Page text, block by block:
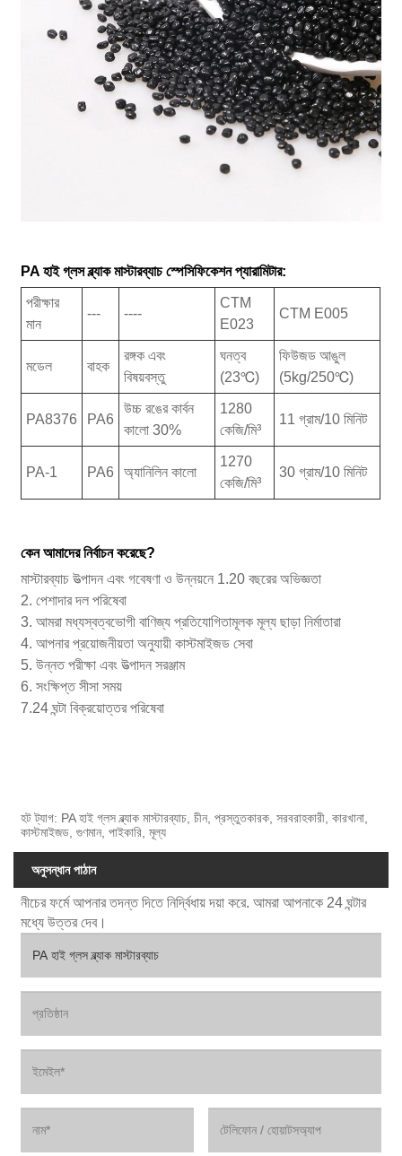
PA হাই গ্লস ব্ল্যাক মাস্টারব্যাচ স্পেসিফিকেশন প্যারামিটার:
পরীক্ষার
মান
--- ----
CTM
E023
CTM E005
মডেল বাহক
রঙ্গক এবং
বিষয়বস্তু
ঘনত্ব
(23℃)
ফিউজড আঙুল
(5kg/250℃)
PA8376 PA6
উচ্চ রঙের কার্বন
কালো 30%
1280
কেজি/মি³
11 গ্রাম/10 মিনিট
PA-1 PA6 অ্যানিলিন কালো
1270
কেজি/মি³
30 গ্রাম/10 মিনিট
কেন আমাদের নির্বাচন করেছে?
মাস্টারব্যাচ উত্পাদন এবং গবেষণা ও উন্নয়নে 1.20 বছরের অভিজ্ঞতা
2. পেশাদার দল পরিষেবা
3. আমরা মধ্যস্বত্বভোগী বাণিজ্য প্রতিযোগিতামূলক মূল্য ছাড়া নির্মাতারা
4. আপনার প্রয়োজনীয়তা অনুযায়ী কাস্টমাইজড সেবা
5. উন্নত পরীক্ষা এবং উত্পাদন সরঞ্জাম
6. সংক্ষিপ্ত সীসা সময়
7.24 ঘন্টা বিক্রয়োত্তর পরিষেবা
হট ট্যাগ: PA হাই গ্লস ব্ল্যাক মাস্টারব্যাচ, চীন, প্রস্তুতকারক, সরবরাহকারী, কারখানা,
কাস্টমাইজড, গুণমান, পাইকারি, মূল্য
অনুসন্ধান পাঠান
নীচের ফর্মে আপনার তদন্ত দিতে নির্দ্বিধায় দয়া করে. আমরা আপনাকে 24 ঘন্টার
মধ্যে উত্তর দেব।